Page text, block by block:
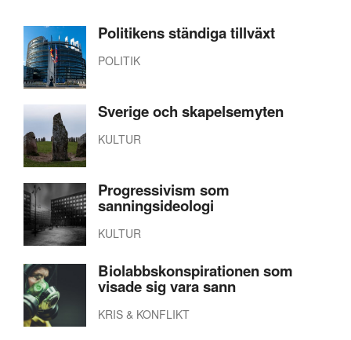
Politikens ständiga tillväxt
POLITIK
Sverige och skapelsemyten
KULTUR
Progressivism som
sanningsideologi
KULTUR
Biolabbskonspirationen som
visade sig vara sann
KRIS & KONFLIKT